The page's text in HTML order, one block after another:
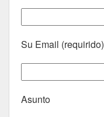
Su Email (requirido)
Asunto